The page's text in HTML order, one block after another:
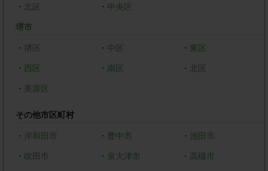
・ 北区 ・ 中央区
堺市
・ 堺区 ・ 中区 ・ 東区
・ 西区 ・ 南区 ・ 北区
・ 美原区
その他市区町村
・ 岸和田市 ・ 豊中市 ・ 池田市
・ 吹田市 ・ 泉大津市 ・ 高槻市